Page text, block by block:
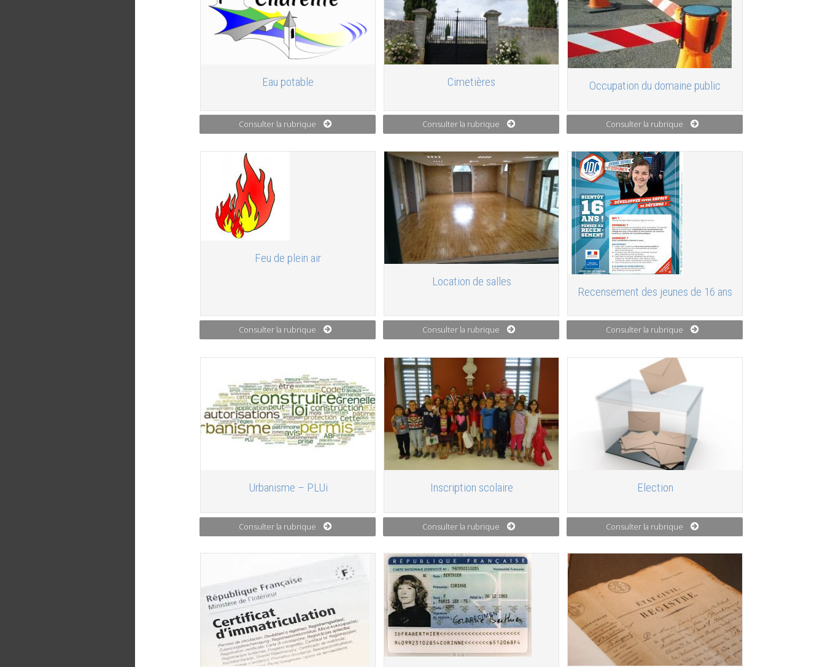
Eau potable
Consulter la rubrique
Cimetières
Consulter la rubrique
Occupation du domaine public
Consulter la rubrique
Feu de plein air
Consulter la rubrique
Location de salles
Consulter la rubrique
Recensement des jeunes de 16 ans
Consulter la rubrique
Urbanisme – PLUi
Consulter la rubrique
Inscription scolaire
Consulter la rubrique
Election
Consulter la rubrique